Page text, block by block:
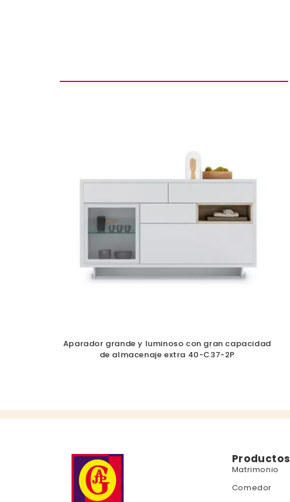
Aparador grande y luminoso con gran capacidad
de almacenaje extra 40-C37-2P
Productos
Matrimonio
Comedor